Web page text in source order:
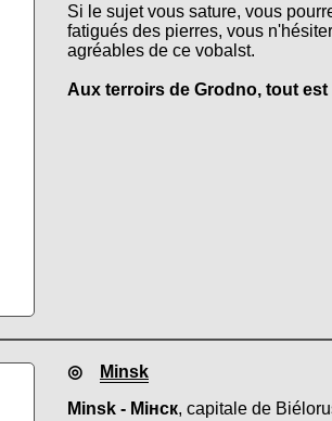
Si le sujet vous sature, vous
fatigués des pierres, vous
agréables de ce vobalst.
Aux terroirs de Grodno, tout est
◎
Minsk
Minsk - Мінск, capitale de